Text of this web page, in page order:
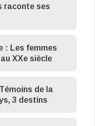
raconte ses
: Les femmes
XXe siècle
de la
3 destins